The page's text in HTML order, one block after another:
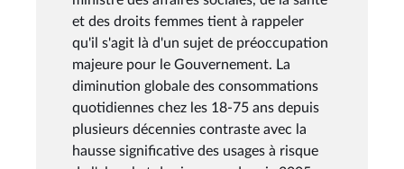
et des droits femmes tient à rappeler
qu'il s'agit là d'un sujet de préoccupation
majeure pour le Gouvernement. La
diminution globale des consommations
quotidiennes chez les 18-75 ans depuis
plusieurs décennies contraste avec la
hausse significative des usages à risque